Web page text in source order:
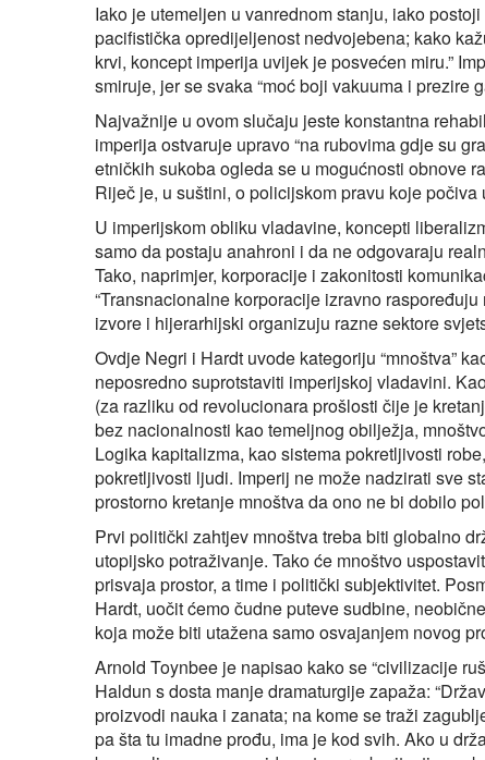
Iako je utemeljen u vanrednom stanju, iako
pacifistička opredijeljenost nedvojebena; kako
krvi, koncept imperija uvijek je posvećen miru.”
smiruje, jer se svaka “moć boji vakuuma i prezire
Najvažnije u ovom slučaju jeste konstantna
imperija ostvaruje upravo “na rubovima gdje su
etničkih sukoba ogleda se u mogućnosti obnove
Riječ je, u suštini, o policijskom pravu koje
U imperijskom obliku vladavine, koncepti
samo da postaju anahroni i da ne odgovaraju
Tako, naprimjer, korporacije i zakonitosti
“Transnacionalne korporacije izravno
izvore i hijerarhijski organizuju razne sektore
Ovdje Negri i Hardt uvode kategoriju “mnoštva”
neposredno suprotstaviti imperijskoj vladavini.
(za razliku od revolucionara prošlosti čije je
bez nacionalnosti kao temeljnog obilježja,
Logika kapitalizma, kao sistema pokretljivosti
pokretljivosti ljudi. Imperij ne može nadzirati sve
prostorno kretanje mnoštva da ono ne bi dobilo
Prvi politički zahtjev mnoštva treba biti globalno
utopijsko potraživanje. Tako će mnoštvo
prisvaja prostor, a time i politički subjektivitet.
Hardt, uočit ćemo čudne puteve sudbine,
koja može biti utažena samo osvajanjem novog
Arnold Toynbee je napisao kako se “civilizacije
Haldun s dosta manje dramaturgije zapaža:
proizvodi nauka i zanata; na kome se traži
pa šta tu imadne prođu, ima je kod svih. Ako u